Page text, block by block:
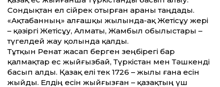
Сондықтан ел сійрек отырған араны таңдады.
«Ақтабанның» алғашқы жылында-ақ Жетісұу жері
– қәзіргі Жетісұу, Алматы, Жамбыл обылыстары –
түгелдей жау қолында қалды.
Тұтқын Ренат жасап берген зеңбірегі бар
қалмақтар ес жыйғызбай, Түркістан мен Тәшкенді
басып алды. Қазақ елі тек 1726 – жылы ғана есін
жыйды. Елдің есін жыйғызған – қазақтың үш